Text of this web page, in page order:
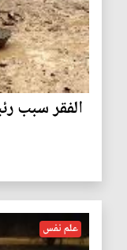
الفقر سبب
علم نفس